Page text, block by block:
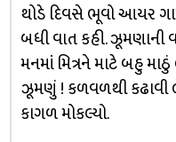
થોડે દિવસે ભૂવો આયર
બધી વાત કહી.
મનમાં મિત્રને માટે બહુ
ઝૂમણું ! કળવળથી
કાગળ મોકલ્યો.